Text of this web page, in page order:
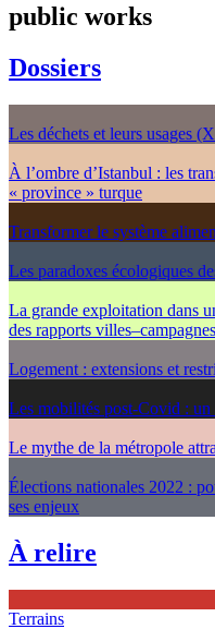
public works
Dossiers
Les déchets et leurs usages
À l’ombre d’Istanbul : les
« province » turque
Transformer le système
Les paradoxes écologiques
La grande exploitation dans
des rapports villes–campagnes
Logement : extensions et
Les mobilités post-Covid : un
Le mythe de la métropole
Élections nationales 2022 :
ses enjeux
À relire
Terrains